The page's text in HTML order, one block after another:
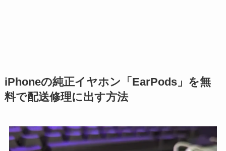
iPhoneの純正イヤホン「EarPods」を無
料で配送修理に出す方法